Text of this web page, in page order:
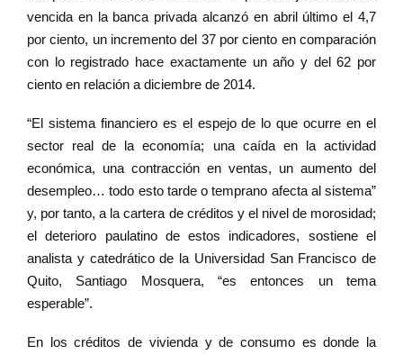
vencida en la banca privada alcanzó en abril último el 4,7
por ciento, un incremento del 37 por ciento en comparación
con lo registrado hace exactamente un año y del 62 por
ciento en relación a diciembre de 2014.
“El sistema financiero es el espejo de lo que ocurre en el
sector real de la economía; una caída en la actividad
económica, una contracción en ventas, un aumento del
desempleo… todo esto tarde o temprano afecta al sistema”
y, por tanto, a la cartera de créditos y el nivel de morosidad;
el deterioro paulatino de estos indicadores, sostiene el
analista y catedrático de la Universidad San Francisco de
Quito, Santiago Mosquera, “es entonces un tema
esperable”.
En los créditos de vivienda y de consumo es donde la